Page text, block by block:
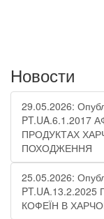
Новости
29.05.2026:
PT.UA.6.1.2017
ПРОДУКТАХ
ПОХОДЖЕННЯ
25.05.2026:
КОФЕЇН В